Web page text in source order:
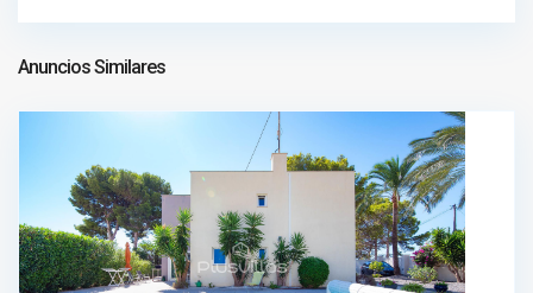
1.150.000 €
Anuncios Similares